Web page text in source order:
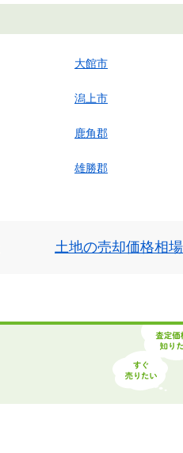
大館市
潟上市
鹿角郡
雄勝郡
土地の売却価格相場